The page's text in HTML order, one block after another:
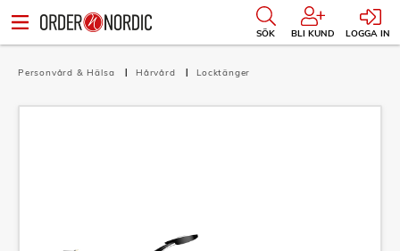
SÖK BLI KUND LOGGA IN
Personvård & Hälsa Hårvård Locktänger